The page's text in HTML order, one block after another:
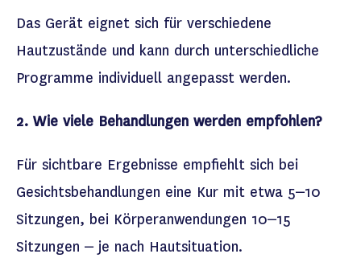
Das Gerät eignet sich für verschiedene
Hautzustände und kann durch unterschiedliche
Programme individuell angepasst werden.
2. Wie viele Behandlungen werden empfohlen?
Für sichtbare Ergebnisse empfiehlt sich bei
Gesichtsbehandlungen eine Kur mit etwa 5–10
Sitzungen, bei Körperanwendungen 10–15
Sitzungen – je nach Hautsituation.